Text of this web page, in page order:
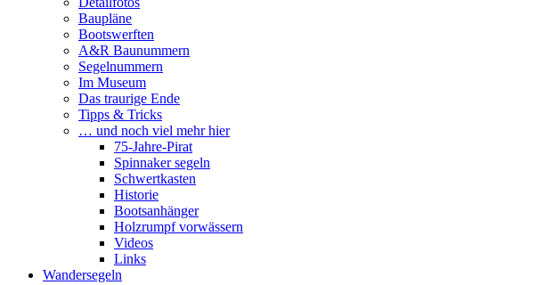
Baupläne
Bootswerften
A&R Baunummern
Segelnummern
Im Museum
Das traurige Ende
Tipps & Tricks
… und noch viel mehr hier
75-Jahre-Pirat
Spinnaker segeln
Schwertkasten
Historie
Bootsanhänger
Holzrumpf vorwässern
Videos
Links
Wandersegeln